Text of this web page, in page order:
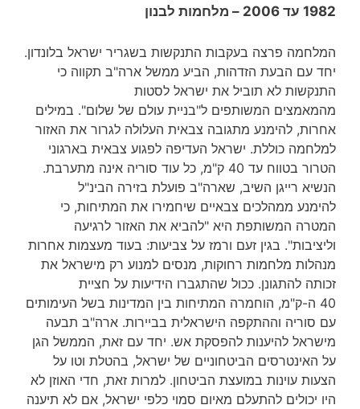
1982 עד 2006 – מלחמות לבנון
המלחמה פרצה בעקבות התנקשות בשגריר ישראל בלונדון.
יחד עם הבעת הזדהות, הביע ממשל ארה"ב תקווה כי
התנקשות לא תוביל את ישראל לסטות
מהמאמצים המשותפים ל"בניית עולם של שלום". במילים
אחרות, להימנע מתגובה צבאית העלולה לגרור את האזור
למלחמה כוללת. ישראל העדיפה לפגוע צבאית בארגוני
הטרור בטווח עד 40 ק"מ, כל עוד סוריה אינה מתערבת.
הנשיא רייגן השיב, שארה"ב פועלת בזירה הבינ"ל
להימנע ממהלכים צבאיים שיחמירו את המתיחות, כי
המטרה המשותפת היא "להביא את האזור לרגיעה
וליציבות". בגין זעם ורמז על צביעות: בעוד מעצמות אחרות
מנהלות מלחמות רחוקות, מנסים למנוע רק מישראל את
זכותה להתגונן. ככול שהתגברו הידיעות על חציית
40 ה-ק"מ, הוחמרה המתיחות בין המדינות בשל העימותים
עם סוריה וההתקפה הישראלית בביירות. ארה"ב תבעה
מישראל להיענות להפסקת אש. יחד עם זאת, הממשל הגן
על האינטרסים הביטחוניים של ישראל, בהטלת וטו על
הצעות עוינות במועצת הביטחון. למרות זאת, חדי האוזן לא
היו יכולים להתעלם מאיום סמוי כלפי ישראל, אם לא תיענה